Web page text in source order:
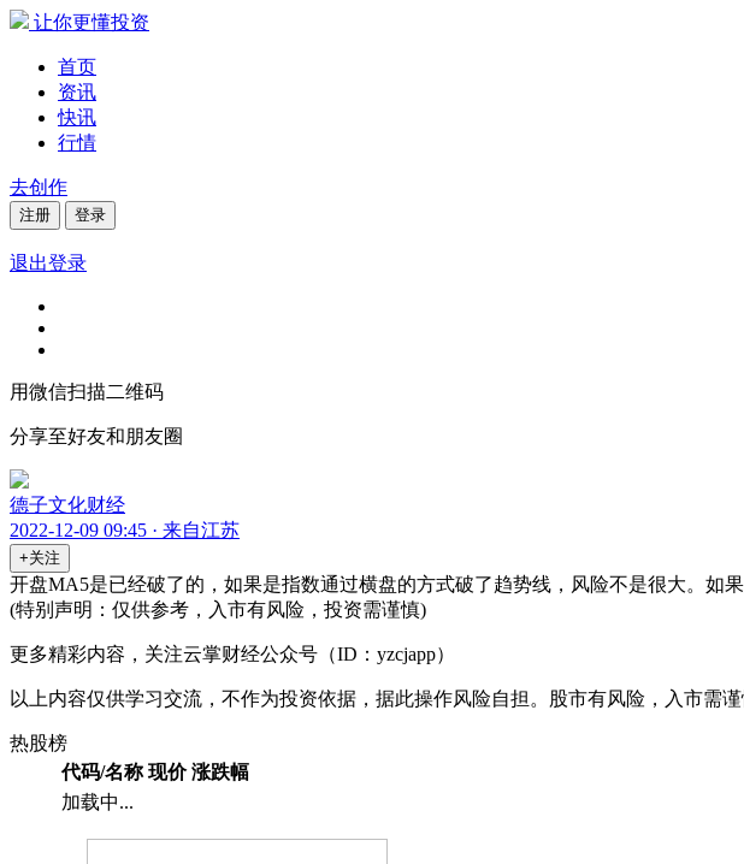
让你更懂投资
首页
资讯
快讯
行情
去创作
注册 登录
退出登录
用微信扫描二维码
分享至好友和朋友圈
德子文化财经
2022-12-09 09:45 · 来自江苏
+关注
开盘MA5是已经破了的，如果是指数通过横盘的方式破了趋势线，风险不是很大。如
(特别声明：仅供参考，入市有风险，投资需谨慎)
更多精彩内容，关注云掌财经公众号（ID：yzcjapp）
以上内容仅供学习交流，不作为投资依据，据此操作风险自担。股市有风险，入市需谨
热股榜
代码/名称 现价 涨跌幅
加载中...